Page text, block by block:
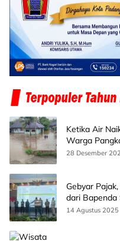
Ketika Air
Warga
Banjir
28 Desember
Gebyar
dari Bapenda
14 Agustus 2025